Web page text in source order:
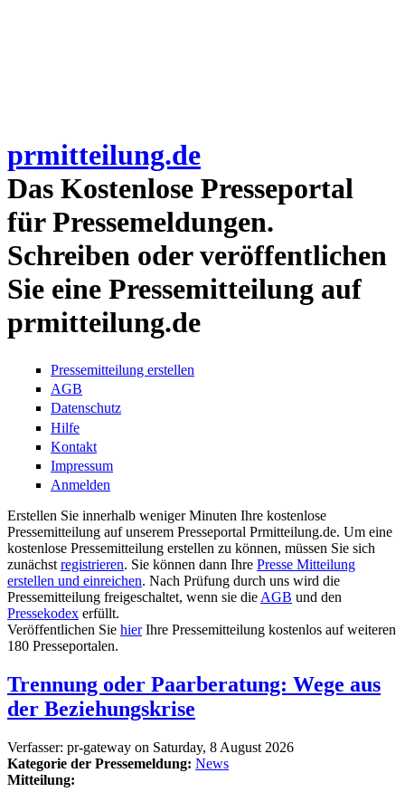
prmitteilung.de
Das Kostenlose Presseportal
für Pressemeldungen.
Schreiben oder veröffentlichen
Sie eine Pressemitteilung auf
prmitteilung.de
Pressemitteilung erstellen
AGB
Datenschutz
Hilfe
Kontakt
Impressum
Anmelden
Erstellen Sie innerhalb weniger Minuten Ihre kostenlose
Pressemitteilung auf unserem Presseportal Prmitteilung.de. Um eine
kostenlose Pressemitteilung erstellen zu können, müssen Sie sich
zunächst registrieren. Sie können dann Ihre Presse Mitteilung
erstellen und einreichen. Nach Prüfung durch uns wird die
Pressemitteilung freigeschaltet, wenn sie die AGB und den
Pressekodex erfüllt.
Veröffentlichen Sie hierIhre Pressemitteilung kostenlos auf weiteren
180 Presseportalen.
Trennung oder Paarberatung: Wege aus
der Beziehungskrise
Verfasser: pr-gateway on Saturday, 8 August 2026
Kategorie der Pressemeldung: News
Mitteilung: